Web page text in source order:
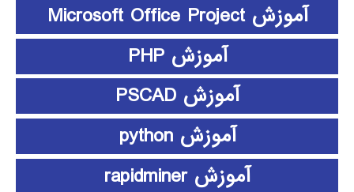
آموزش Microsoft Office Project
آموزش PHP
آموزش PSCAD
آموزش python
آموزش rapidminer